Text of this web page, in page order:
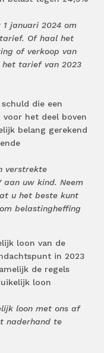
januari 2024 om
Of haal het
of verkoop van
het tarief van 2023
die een
voor het deel boven
belang gerekend
verstrekte
aan uw kind. Neem
u het beste kunt
belastingheffing
loon van de
in 2023
de regels
loon
loon met ons af
naderhand te